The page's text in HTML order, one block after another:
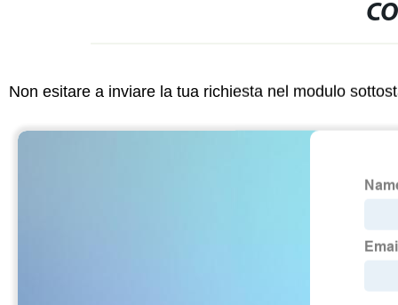
Non esitare a inviare la tua richiesta nel modulo